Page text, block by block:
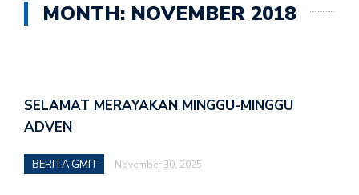
MONTH: NOVEMBER 2018
SELAMAT MERAYAKAN MINGGU-MINGGU
ADVEN
BERITA GMIT November 30, 2025